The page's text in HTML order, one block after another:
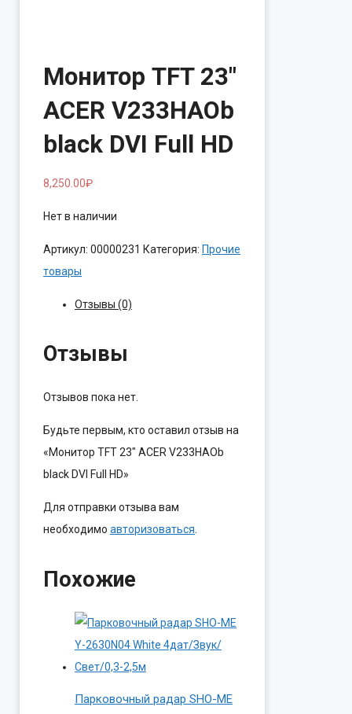
Монитор TFT 23″
ACER V233HAOb
black DVI Full HD
8,250.00₽
Нет в наличии
Артикул: 00000231 Категория: Прочие
товары
Отзывы (0)
Отзывы
Отзывов пока нет.
Будьте первым, кто оставил отзыв на
«Монитор TFT 23″ ACER V233HAOb
black DVI Full HD»
Для отправки отзыва вам
необходимо авторизоваться
Похожие
Парковочный радар SHO-ME